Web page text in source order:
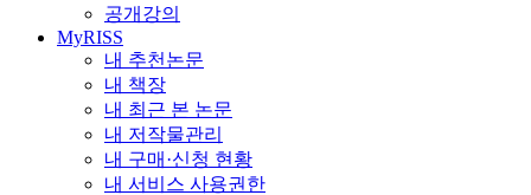
공개강의
MyRISS
내 추천논문
내 책장
내 최근 본 논문
내 저작물관리
내 구매·신청 현황
내 서비스 사용권한